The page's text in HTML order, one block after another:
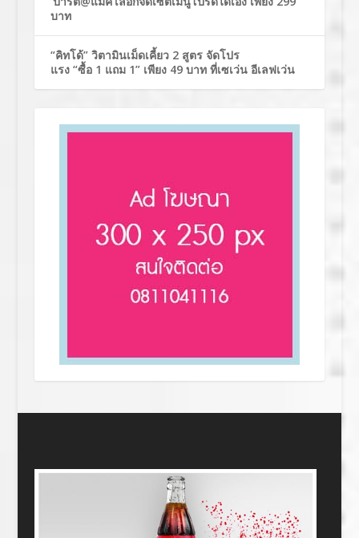
บาท
“คิทโด้” วิตามินเม็ดเคี้ยว 2 สูตร จัดโปร
แรง “ซื้อ 1 แถม 1” เพียง 49 บาท ที่เซเว่น อีเลฟเว่น